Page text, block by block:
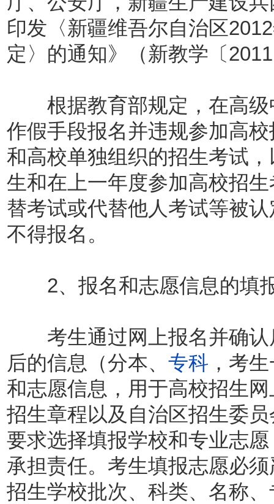
印发〈新疆维吾尔自治区
定〉的通知》（新教学〔
根据教育部规定，在高级
作假手段报名并违规参加高
和高校单独组织的招生考试
生和在上一年度参加高校招
替考试或代替他人考试等被
不得报名。
2、报名和志愿信息的填
考生通过网上报名并确认
后的信息（分本、 专科 ，考
和志愿信息，用于高校招生
招生章程以及自治区招生委
要求选择填报学校和专业志
承担责任。考生填报志愿必
招生学校批次、科类、名称